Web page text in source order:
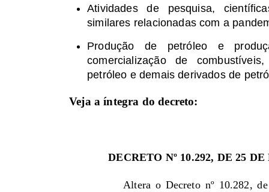
Atividades de pesquisa,
similares relacionadas com a
Produção de petróleo e
comercialização de
petróleo e demais derivados de
Veja a íntegra do decreto:
DECRETO Nº 10.292, DE 25
Altera o Decreto nº 10.282,